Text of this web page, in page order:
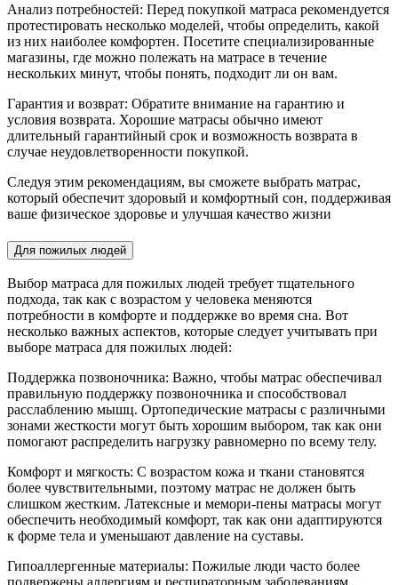
Анализ потребностей: Перед покупкой матраса рекомендуется
протестировать несколько моделей, чтобы определить, какой
из них наиболее комфортен. Посетите специализированные
магазины, где можно полежать на матрасе в течение
нескольких минут, чтобы понять, подходит ли он вам.
Гарантия и возврат: Обратите внимание на гарантию и
условия возврата. Хорошие матрасы обычно имеют
длительный гарантийный срок и возможность возврата в
случае неудовлетворенности покупкой.
Следуя этим рекомендациям, вы сможете выбрать матрас,
который обеспечит здоровый и комфортный сон, поддерживая
ваше физическое здоровье и улучшая качество жизни
Для пожилых людей
Выбор матраса для пожилых людей требует тщательного
подхода, так как с возрастом у человека меняются
потребности в комфорте и поддержке во время сна. Вот
несколько важных аспектов, которые следует учитывать при
выборе матраса для пожилых людей:
Поддержка позвоночника: Важно, чтобы матрас обеспечивал
правильную поддержку позвоночника и способствовал
расслаблению мышц. Ортопедические матрасы с различными
зонами жесткости могут быть хорошим выбором, так как они
помогают распределить нагрузку равномерно по всему телу.
Комфорт и мягкость: С возрастом кожа и ткани становятся
более чувствительными, поэтому матрас не должен быть
слишком жестким. Латексные и мемори-пены матрасы могут
обеспечить необходимый комфорт, так как они адаптируются
к форме тела и уменьшают давление на суставы.
Гипоаллергенные материалы: Пожилые люди часто более